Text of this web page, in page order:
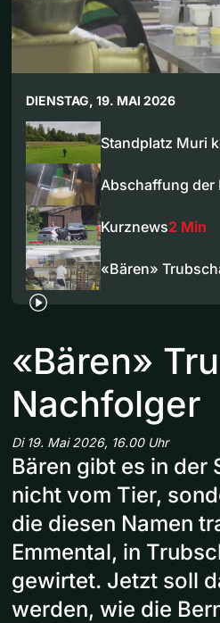
DIENSTAG, 19. MAI 2026
Standplatz Muri
Abschaffung
Kurznews2 Min
«Bären»
«Bären»
Nachfolger
Di 19. Mai 2026, 16.00 Uhr
Bären gibt es in der
nicht vom Tier,
die diesen Namen
Emmental, in
gewirtet. Jetzt soll
werden, wie die